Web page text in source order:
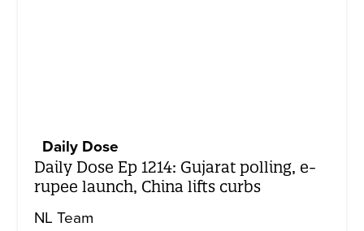
Daily Dose
Daily Dose Ep 1214: Gujarat polling, e-
rupee launch, China lifts curbs
NL Team